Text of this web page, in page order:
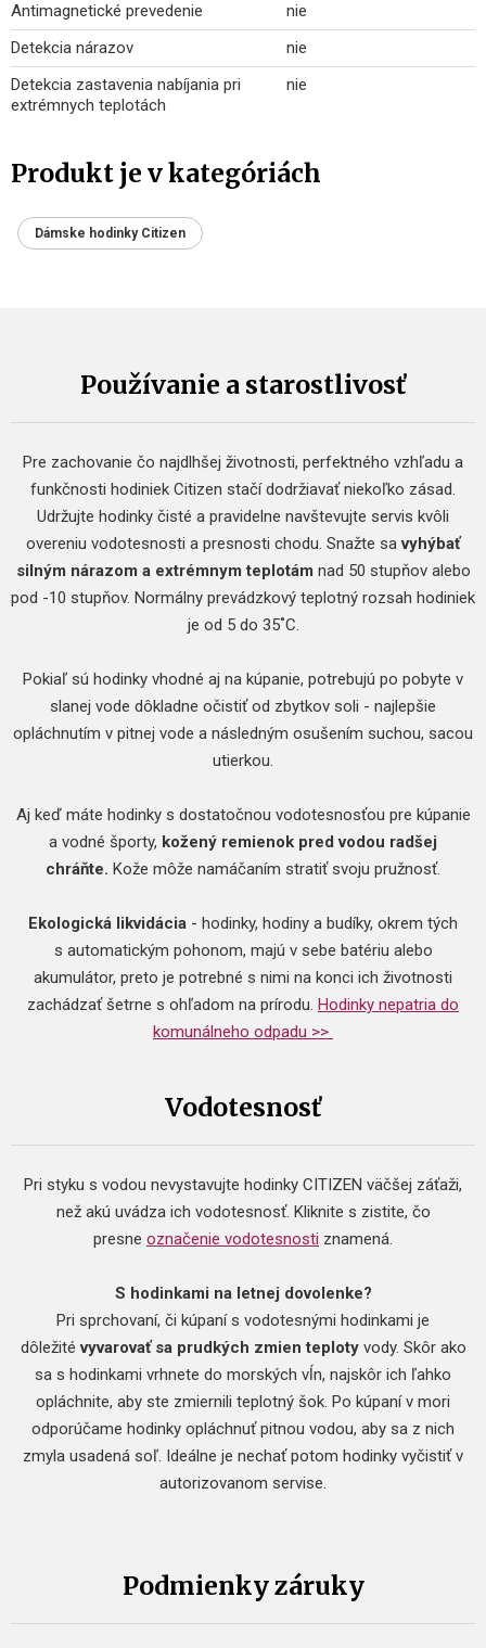
Antimagnetické prevedenie
nie
Detekcia nárazov
nie
Detekcia zastavenia nabíjania pri
extrémnych teplotách
nie
Produkt je v kategóriách
Dámske hodinky Citizen
Používanie a starostlivosť
Pre zachovanie čo najdlhšej životnosti, perfektného vzhľadu a
funkčnosti hodiniek Citizen stačí dodržiavať niekoľko zásad.
Udržujte hodinky čisté a pravidelne navštevujte servis kvôli
overeniu vodotesnosti a presnosti chodu. Snažte savyhýbať
silným nárazom a extrémnym teplotám nad 50 stupňov alebo
pod -10 stupňov. Normálny prevádzkový teplotný rozsah hodiniek
je od 5 do 35˚C.
Pokiaľ sú hodinky vhodné aj na kúpanie, potrebujú po pobyte v
slanej vode dôkladne očistiť od zbytkov soli - najlepšie
opláchnutím v pitnej vode a následným osušením suchou, sacou
utierkou.
Aj keď máte hodinky s dostatočnou vodotesnosťou pre kúpanie
a vodné športy, kožený remienok pred vodou radšej
chráňte. Kože môže namáčaním stratiť svoju pružnosť.
Ekologická likvidácia - hodinky, hodiny a budíky, okrem tých
s automatickým pohonom, majú v sebe batériu alebo
akumulátor, preto je potrebné s nimi na konci ich životnosti
zachádzať šetrne s ohľadom na prírodu. Hodinky nepatria do
komunálneho odpadu >>
Vodotesnosť
Pri styku s vodou nevystavujte hodinky CITIZEN väčšej záťaži,
než akú uvádza ich vodotesnosť. Kliknite s zistite, čo
presne označenie vodotesnosti znamená.
S hodinkami na letnej dovolenke?
Pri sprchovaní, či kúpaní s vodotesnými hodinkami je
dôležitévyvarovať sa prudkých zmien teploty vody. Skôr ako
sa s hodinkami vrhnete do morských vĺn, najskôr ich ľahko
opláchnite, aby ste zmiernili teplotný šok. Po kúpaní v mori
odporúčame hodinky opláchnuť pitnou vodou, aby sa z nich
zmyla usadená soľ. Ideálne je nechať potom hodinky vyčistiť v
autorizovanom servise.
Podmienky záruky